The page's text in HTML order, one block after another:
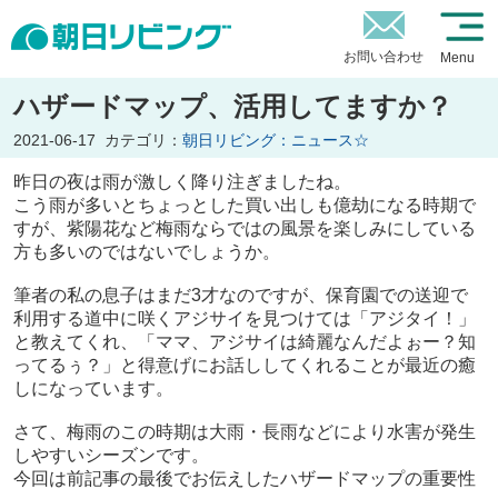
お問い合わせ Menu
ハザードマップ、活用してますか？
2021-06-17 カテゴリ： 朝日リビング：ニュース☆
昨日の夜は雨が激しく降り注ぎましたね。
こう雨が多いとちょっとした買い出しも億劫になる時期で
すが、 紫陽花など梅雨ならではの風景を楽しみにしている
方も多いのではないでしょうか。
筆者の私の息子はまだ3才なのですが、保育園での送迎で
利用する道中に咲くアジサイを見つけては「アジタイ！」
と教えてくれ、「ママ、アジサイは綺麗なんだよぉー？知
ってるぅ？」と得意げにお話ししてくれることが最近の癒
しになっています。
さて、梅雨のこの時期は大雨・長雨などにより水害が発生
しやすいシーズンです。
今回は前記事の最後でお伝えしたハザードマップの重要性